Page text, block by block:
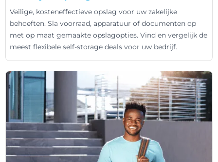
Veilige, kosteneffectieve opslag voor uw zakelijke
behoeften. Sla voorraad, apparatuur of documenten op
met op maat gemaakte opslagopties. Vind en vergelijk de
meest flexibele self-storage deals voor uw bedrijf.